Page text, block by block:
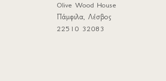
Olive Wood House
Πάμφιλα, Λέσβος
22510 32083